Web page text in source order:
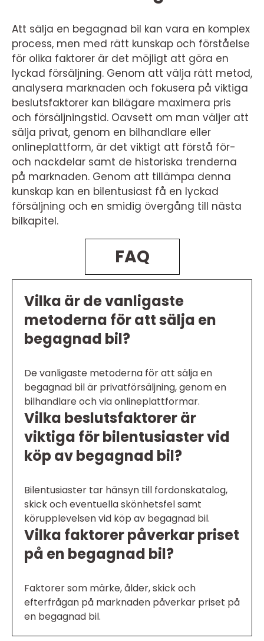
Att sälja en begagnad bil kan vara en komplex
process, men med rätt kunskap och förståelse
för olika faktorer är det möjligt att göra en
lyckad försäljning. Genom att välja rätt metod,
analysera marknaden och fokusera på viktiga
beslutsfaktorer kan bilägare maximera pris
och försäljningstid. Oavsett om man väljer att
sälja privat, genom en bilhandlare eller
onlineplattform, är det viktigt att förstå för-
och nackdelar samt de historiska trenderna
på marknaden. Genom att tillämpa denna
kunskap kan en bilentusiast få en lyckad
försäljning och en smidig övergång till nästa
bilkapitel.
FAQ
Vilka är de vanligaste
metoderna för att sälja en
begagnad bil?
De vanligaste metoderna för att sälja en
begagnad bil är privatförsäljning, genom en
bilhandlare och via onlineplattformar.
Vilka beslutsfaktorer är
viktiga för bilentusiaster vid
köp av begagnad bil?
Bilentusiaster tar hänsyn till fordonskatalog,
skick och eventuella skönhetsfel samt
körupplevelsen vid köp av begagnad bil.
Vilka faktorer påverkar priset
på en begagnad bil?
Faktorer som märke, ålder, skick och
efterfrågan på marknaden påverkar priset på
en begagnad bil.